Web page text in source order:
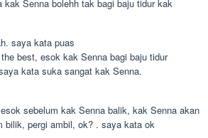
Senna bolehh tak bagi baju tidur kak
saya kata puas
best, esok kak Senna bagi baju tidur
kata suka sangat kak Senna.
sebelum kak Senna balik, kak Senna akan
pergi ambil, ok? . saya kata ok